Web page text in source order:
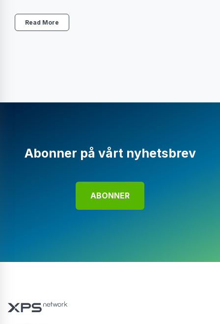
Read More
Abonner på vårt nyhetsbrev
ABONNER